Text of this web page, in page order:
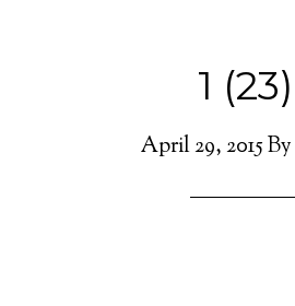
1 (23)
April 29, 2015By